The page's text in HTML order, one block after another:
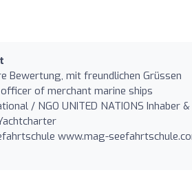
Bewertung, mit freundlichen Grüssen
of merchant marine ships
/ NGO UNITED NATIONS Inhaber &
www.mag-